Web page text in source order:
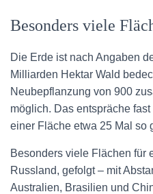
Besonders viele
Die Erde ist nach Angaben
Milliarden Hektar Wald
Neubepflanzung von 900
möglich. Das entspräche
einer Fläche etwa 25 Mal so
Besonders viele Flächen für
Russland, gefolgt – mit
Australien, Brasilien und